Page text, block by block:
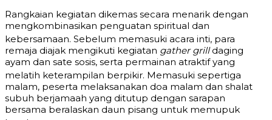
Rangkaian kegiatan dikemas secara menarik dengan
mengkombinasikan penguatan spiritual dan
kebersamaan. Sebelum memasuki acara inti, para
remaja diajak mengikuti kegiatan gather grilldaging
ayam dan sate sosis, serta permainan atraktif yang
melatih keterampilan berpikir. Memasuki sepertiga
malam, peserta melaksanakan doa malam dan shalat
subuh berjamaah yang ditutup dengan sarapan
bersama beralaskan daun pisang untuk memupuk